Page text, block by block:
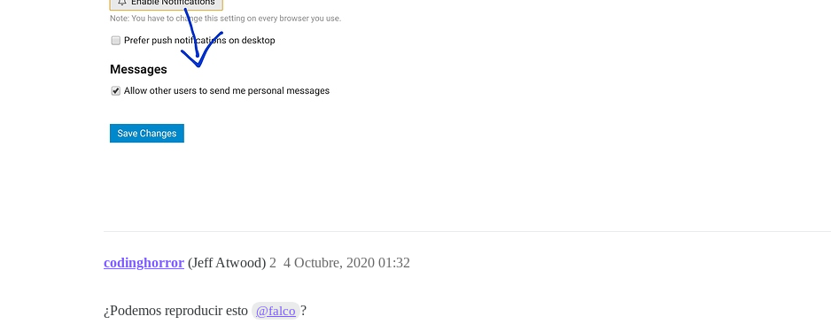
codinghorror (Jeff Atwood) 4 Octubre, 2020 01:32
2
¿Podemos reproducir esto @falco ?